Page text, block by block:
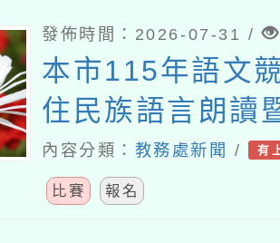
發佈時間：2026-07-31 /
本市115年語文
住民族語言朗讀
境式演說競賽報
內容分類： 教務處新聞 / 有
比賽 報名